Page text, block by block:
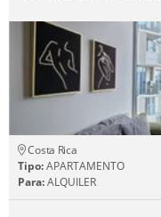
Costa Rica
Tipo:APARTAMENTO
Para:ALQUILER